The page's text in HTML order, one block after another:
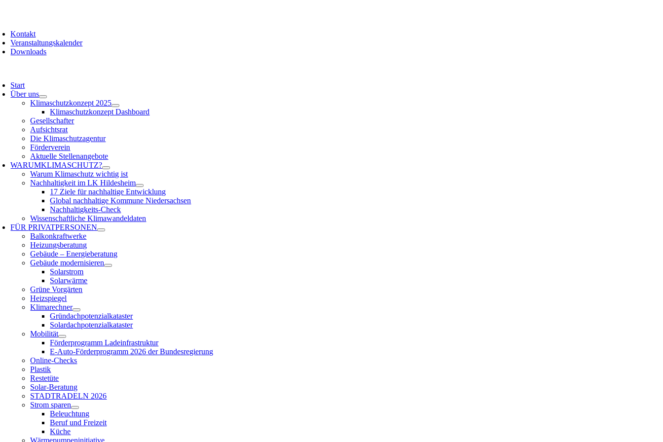
Kontakt
Veranstaltungskalender
Downloads
Start
Über uns
Klimaschutzkonzept 2025
Klimaschutzkonzept Dashboard
Gesellschafter
Aufsichtsrat
Die Klimaschutzagentur
Förderverein
Aktuelle Stellenangebote
WARUMKLIMASCHUTZ?
Warum Klimaschutz wichtig ist
Nachhaltigkeit im LK Hildesheim
17 Ziele für nachhaltige Entwicklung
Global nachhaltige Kommune Niedersachsen
Nachhaltigkeits-Check
Wissenschaftliche Klimawandeldaten
FÜRPRIVATPERSONEN
Balkonkraftwerke
Heizungsberatung
Gebäude – Energieberatung
Gebäude modernisieren
Solarstrom
Solarwärme
Grüne Vorgärten
Heizspiegel
Klimarechner
Gründachpotenzialkataster
Solardachpotenzialkataster
Mobilität
Förderprogramm Ladeinfrastruktur
E-Auto-Förderprogramm 2026 der Bundesregierung
Online-Checks
Plastik
Restetüte
Solar-Beratung
STADTRADELN 2026
Strom sparen
Beleuchtung
Beruf und Freizeit
Küche
Wärmepumpeninitiative